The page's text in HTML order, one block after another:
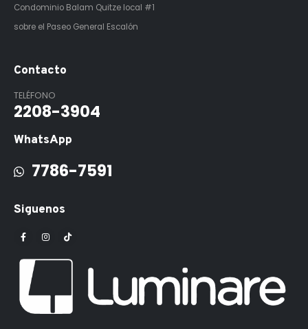
Condominio Balam Quitze local #1
sobre el Paseo General Escalón
Contacto
TELÉFONO
2208-3904
WhatsApp
7786-7591
Siguenos